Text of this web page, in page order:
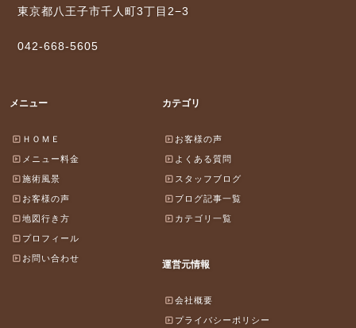
東京都八王子市千人町3丁目2−3
042-668-5605
メニュー
ＨＯＭＥ
メニュー料金
施術風景
お客様の声
地図行き方
プロフィール
お問い合わせ
カテゴリ
お客様の声
よくある質問
スタッフブログ
ブログ記事一覧
カテゴリ一覧
運営元情報
会社概要
プライバシーポリシー